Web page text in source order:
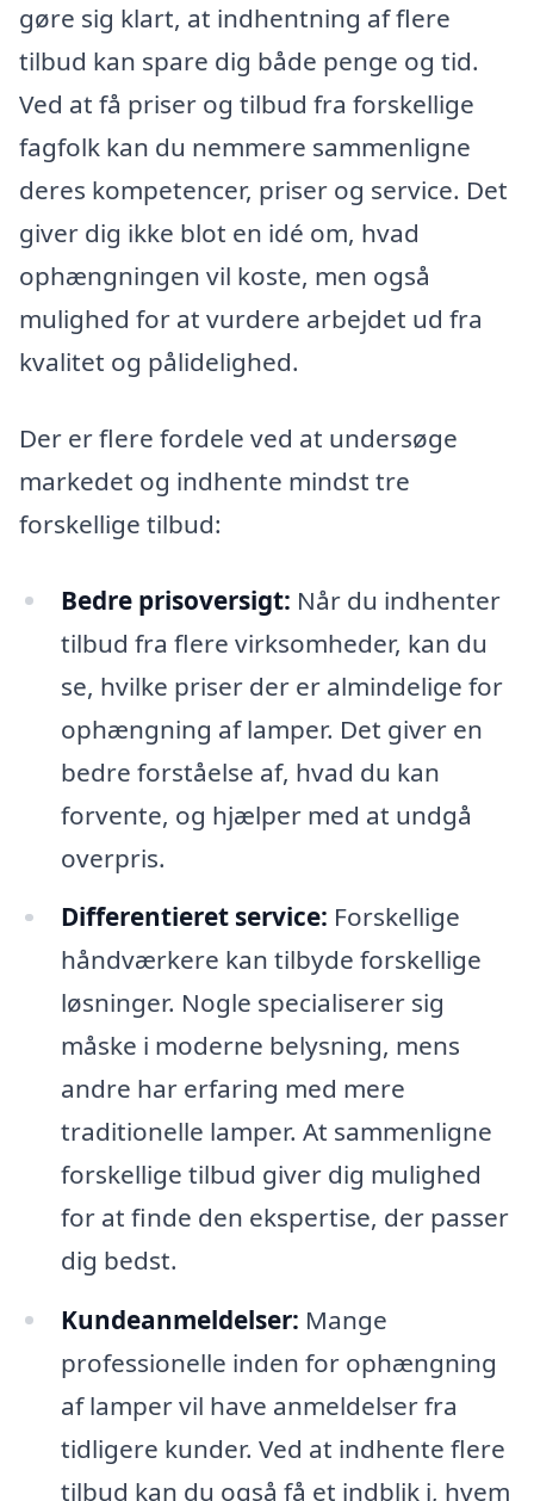
gøre sig klart, at indhentning af flere
tilbud kan spare dig både penge og tid.
Ved at få priser og tilbud fra forskellige
fagfolk kan du nemmere sammenligne
deres kompetencer, priser og service. Det
giver dig ikke blot en idé om, hvad
ophængningen vil koste, men også
mulighed for at vurdere arbejdet ud fra
kvalitet og pålidelighed.
Der er flere fordele ved at undersøge
markedet og indhente mindst tre
forskellige tilbud:
Bedre prisoversigt: Når du indhenter
tilbud fra flere virksomheder, kan du
se, hvilke priser der er almindelige for
ophængning af lamper. Det giver en
bedre forståelse af, hvad du kan
forvente, og hjælper med at undgå
overpris.
Differentieret service: Forskellige
håndværkere kan tilbyde forskellige
løsninger. Nogle specialiserer sig
måske i moderne belysning, mens
andre har erfaring med mere
traditionelle lamper. At sammenligne
forskellige tilbud giver dig mulighed
for at finde den ekspertise, der passer
dig bedst.
Kundeanmeldelser: Mange
professionelle inden for ophængning
af lamper vil have anmeldelser fra
tidligere kunder. Ved at indhente flere
tilbud kan du også få et indblik i, hvem